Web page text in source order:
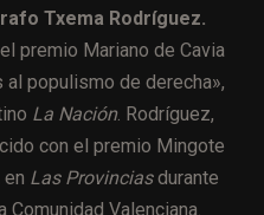
Txema Rodríguez.
premio Mariano de Cavia
populismo de derecha»,
La Nación. Rodríguez,
con el premio Mingote
Las Provinciasdurante
Valenciana.